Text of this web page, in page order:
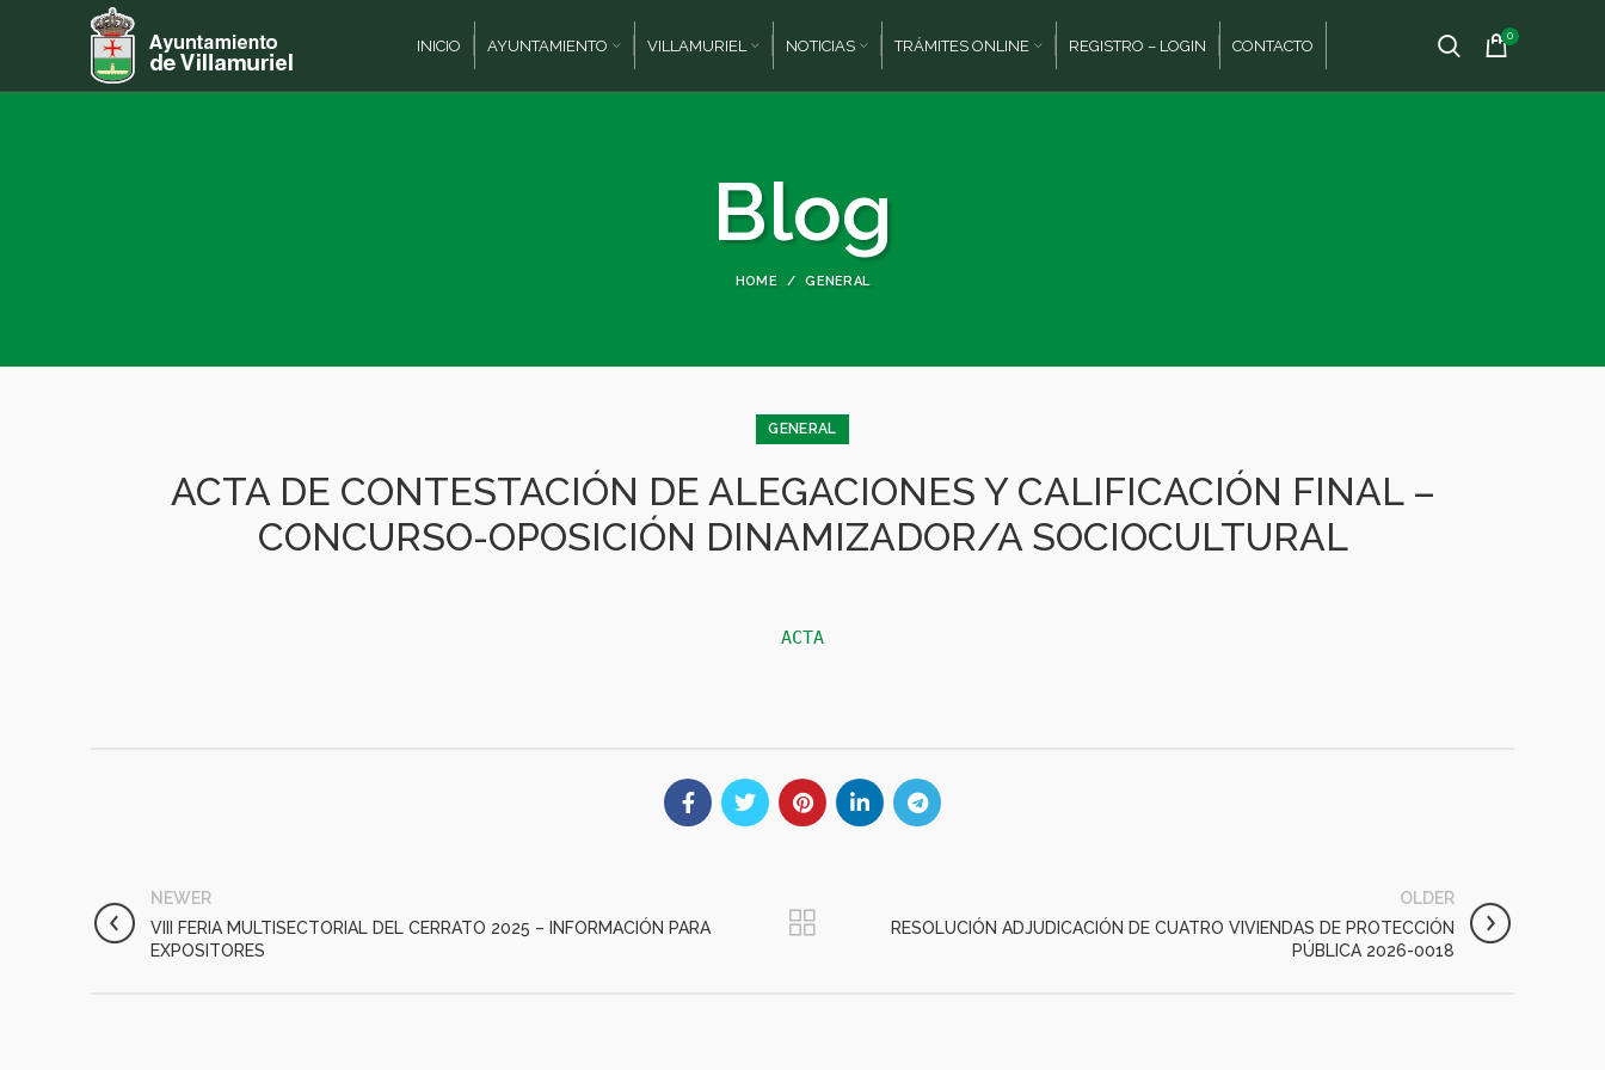
INICIO AYUNTAMIENTO VILLAMURIEL NOTICIAS TRÁMITES ONLINE REGISTRO – LOGIN CONTACTO
0
Blog
HOME GENERAL
GENERAL
ACTA DE CONTESTACIÓN DE ALEGACIONES Y CALIFICACIÓN FINAL –
CONCURSO-OPOSICIÓN DINAMIZADOR/A SOCIOCULTURAL
ACTA
NEWER
VIII FERIA MULTISECTORIAL DEL CERRATO 2025 – INFORMACIÓN PARA
EXPOSITORES
OLDER
RESOLUCIÓN ADJUDICACIÓN DE CUATRO VIVIENDAS DE PROTECCIÓN
PÚBLICA 2026-0018